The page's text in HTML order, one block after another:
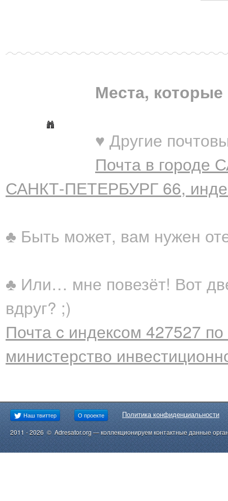
Места, которые
♥ Другие
Почта в городе
САНКТ-ПЕТЕРБУРГ 66,
♣ Быть может, вам нужен
♣ Или… мне повезёт! Вот
вдруг? ;)
Почта c индексом 427527
министерство
Наш твиттер О проекте Политика конфиденциальности
2011 - 2026 © Adresator.org — коллекционируем контактные данные